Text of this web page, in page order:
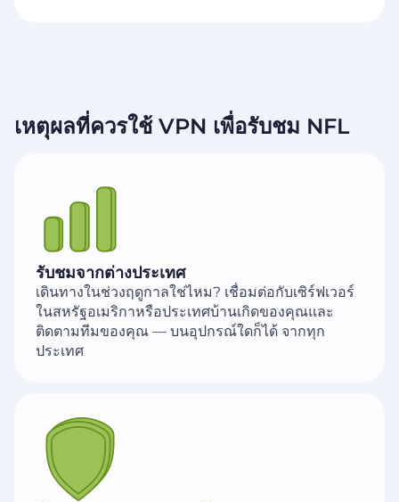
เหตุผลที่ควรใช้ VPN เพื่อรับชม NFL
รับชมจากต่างประเทศ
เดินทางในช่วงฤดูกาลใช่ไหม? เชื่อมต่อกับเซิร์ฟเวอร์
ในสหรัฐอเมริกาหรือประเทศบ้านเกิดของคุณและ
ติดตามทีมของคุณ — บนอุปกรณ์ใดก็ได้ จากทุก
ประเทศ